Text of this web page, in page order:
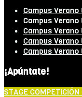
Campus
Campus
Campus Verano
Campus
Campus
¡Apúntate!
STAGE